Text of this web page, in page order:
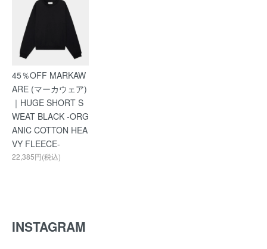
45％OFF MARKAW
ARE (マーカウェア)
｜HUGE SHORT S
WEAT BLACK -ORG
ANIC COTTON HEA
VY FLEECE-
22,385円(税込)
INSTAGRAM